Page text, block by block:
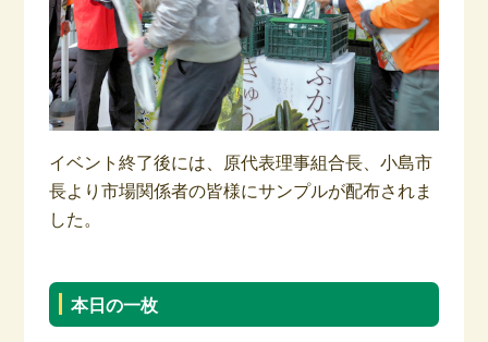
イベント終了後には、原代表理事組合長、小島市
長より市場関係者の皆様にサンプルが配布されま
した。
本日の一枚